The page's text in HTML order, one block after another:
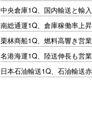
中央倉庫1Q、国内輸送と輸
南総通運1Q、倉庫稼働率上
栗林商船1Q、燃料高響き営
名港海運1Q、陸送伸長も営
日本石油輸送1Q、石油輸送